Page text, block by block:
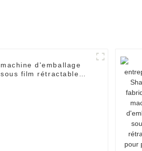
machine d'emballage
sous film rétractable